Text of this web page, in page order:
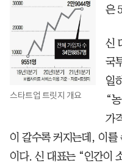
스타트업 트릿지 개요
은
신
국
일
“
가
이 갈수록 커지는데, 이를
이다. 신 대표는 “인간이